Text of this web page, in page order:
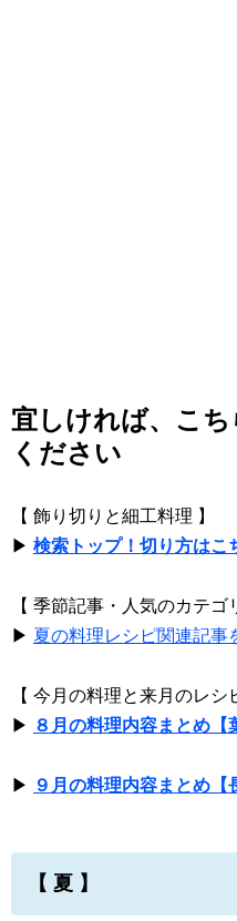
宜しければ、こ
ください
【 飾り切りと細工料理 】
▶ 検索トップ！切り方はこ
【 季節記事・人気のカテゴ
▶ 夏の料理レシピ関連記事
【 今月の料理と来月のレシ
▶ ８月の料理内容まとめ【
▶ ９月の料理内容まとめ【
【 夏 】